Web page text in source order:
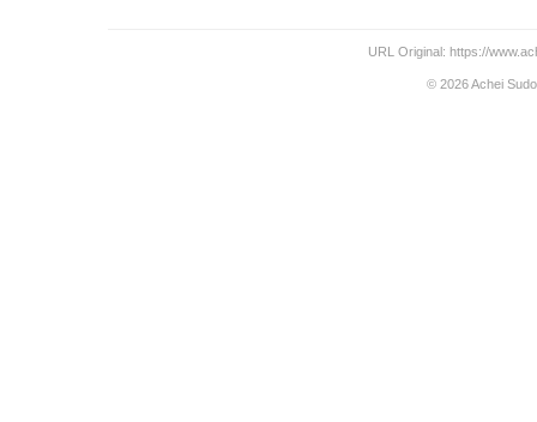
URL Original: https://
© 2026 Achei